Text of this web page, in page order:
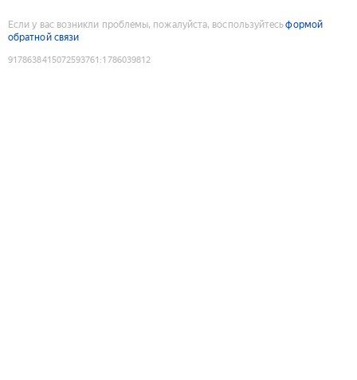
Если у вас возникли проблемы, пожалуйста, воспользуйтесьформой
обратной связи
9178638415072593761 :1786039812